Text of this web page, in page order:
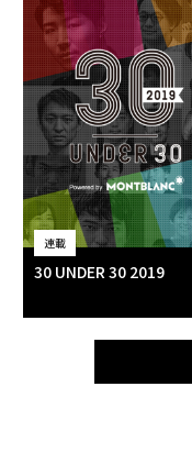
連載
30 UNDER 30 2019